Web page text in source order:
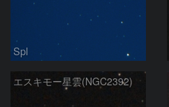
Spl
エスキモー星雲(NGC2392)